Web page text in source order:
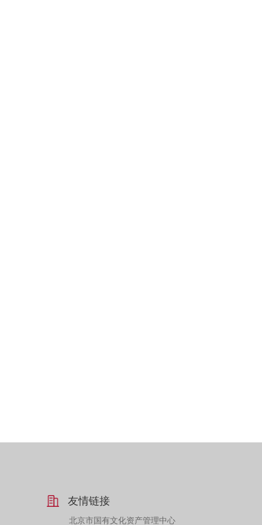
友情链接
北京市国有文化资产管理中心